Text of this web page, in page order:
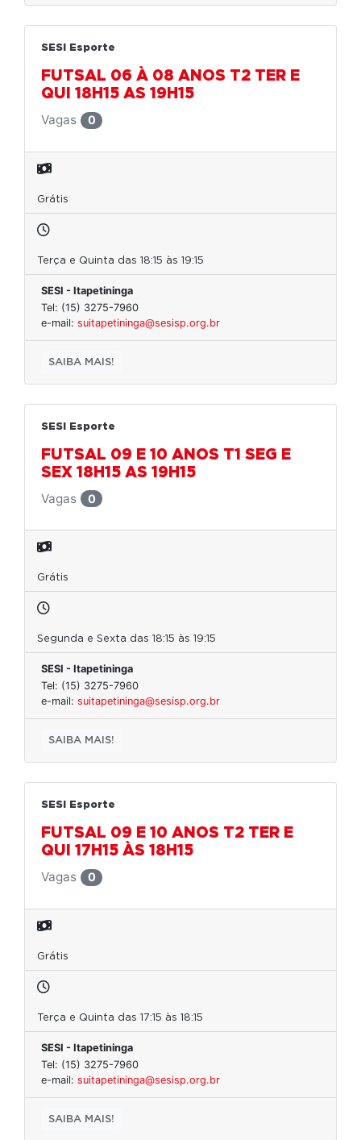
SESI Esporte
FUTSAL 06 À 08 ANOS T2 TER E
QUI 18H15 AS 19H15
Vagas
0
Grátis
Terça e Quinta das 18:15 às 19:15
SESI - Itapetininga
Tel: (15) 3275-7960
e-mail: suitapetininga@sesisp.org.br
SAIBA MAIS!
SESI Esporte
FUTSAL 09 E 10 ANOS T1 SEG E
SEX 18H15 AS 19H15
Vagas
0
Grátis
Segunda e Sexta das 18:15 às 19:15
SESI - Itapetininga
Tel: (15) 3275-7960
e-mail: suitapetininga@sesisp.org.br
SAIBA MAIS!
SESI Esporte
FUTSAL 09 E 10 ANOS T2 TER E
QUI 17H15 ÀS 18H15
Vagas
0
Grátis
Terça e Quinta das 17:15 às 18:15
SESI - Itapetininga
Tel: (15) 3275-7960
e-mail: suitapetininga@sesisp.org.br
SAIBA MAIS!